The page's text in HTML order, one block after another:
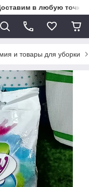
в любую точку
и товары для уборки